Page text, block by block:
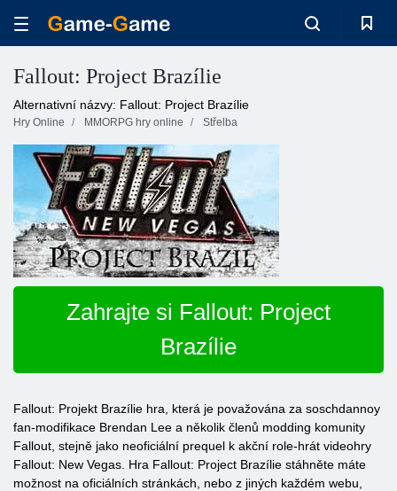
Fallout: Project Brazílie
Alternativní názvy: Fallout: Project Brazílie
Hry Online MMORPG hry online Střelba
Zahrajte si Fallout: Project
Brazílie
Fallout: Projekt Brazílie hra, která je považována za soschdannoy
fan-modifikace Brendan Lee a několik členů modding komunity
Fallout, stejně jako neoficiální prequel k akční role-hrát videohry
Fallout: New Vegas. Hra Fallout: Project Brazílie stáhněte máte
možnost na oficiálních stránkách, nebo z jiných každém webu,